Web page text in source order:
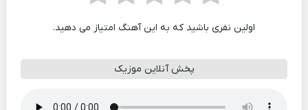
اولین نفری باشید که به این آهنگ امتیاز می دهید.
پخش آنلاین موزیک